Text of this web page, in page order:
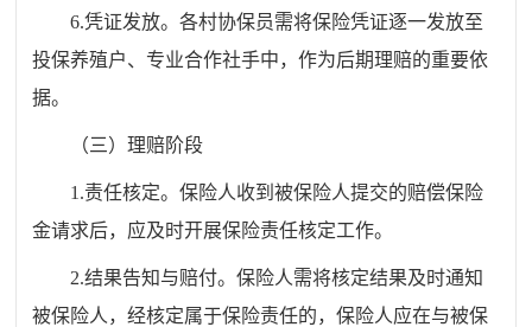
6.凭证发放。各村协保员需将保险凭证逐一发放至
投保养殖户、专业合作社手中，作为后期理赔的重要依
据。
（三）理赔阶段
1.责任核定。保险人收到被保险人提交的赔偿保险
金请求后，应及时开展保险责任核定工作。
2.结果告知与赔付。保险人需将核定结果及时通知
被保险人，经核定属于保险责任的，保险人应在与被保